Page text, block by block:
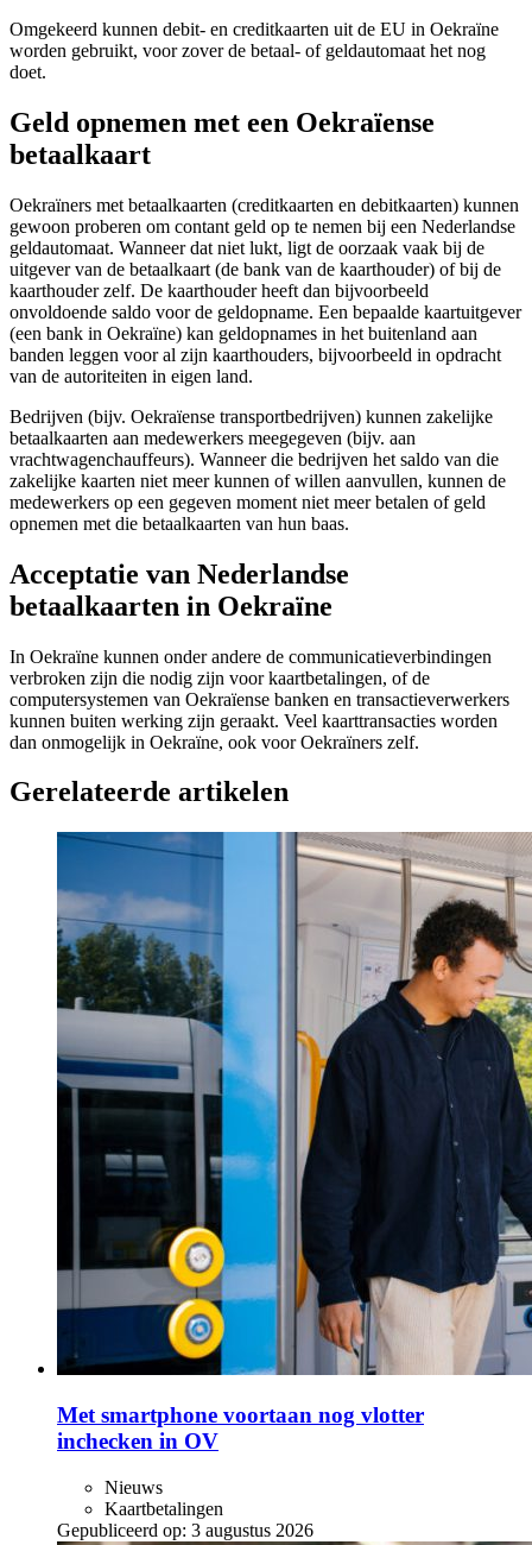
Omgekeerd kunnen debit- en creditkaarten uit de EU in Oekraïne
worden gebruikt, voor zover de betaal- of geldautomaat het nog
doet.
Geld opnemen met een Oekraïense
betaalkaart
Oekraïners met betaalkaarten (creditkaarten en debitkaarten) kunnen
gewoon proberen om contant geld op te nemen bij een Nederlandse
geldautomaat. Wanneer dat niet lukt, ligt de oorzaak vaak bij de
uitgever van de betaalkaart (de bank van de kaarthouder) of bij de
kaarthouder zelf. De kaarthouder heeft dan bijvoorbeeld
onvoldoende saldo voor de geldopname. Een bepaalde kaartuitgever
(een bank in Oekraïne) kan geldopnames in het buitenland aan
banden leggen voor al zijn kaarthouders, bijvoorbeeld in opdracht
van de autoriteiten in eigen land.
Bedrijven (bijv. Oekraïense transportbedrijven) kunnen zakelijke
betaalkaarten aan medewerkers meegegeven (bijv. aan
vrachtwagenchauffeurs). Wanneer die bedrijven het saldo van die
zakelijke kaarten niet meer kunnen of willen aanvullen, kunnen de
medewerkers op een gegeven moment niet meer betalen of geld
opnemen met die betaalkaarten van hun baas.
Acceptatie van Nederlandse
betaalkaarten in Oekraïne
In Oekraïne kunnen onder andere de communicatieverbindingen
verbroken zijn die nodig zijn voor kaartbetalingen, of de
computersystemen van Oekraïense banken en transactieverwerkers
kunnen buiten werking zijn geraakt. Veel kaarttransacties worden
dan onmogelijk in Oekraïne, ook voor Oekraïners zelf.
Gerelateerde artikelen
Met smartphone voortaan nog vlotter
inchecken in OV
Nieuws
Kaartbetalingen
Gepubliceerd op: 3 augustus 2026